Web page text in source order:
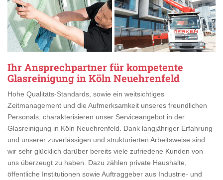
Ihr Ansprechpartner für kompetente
Glasreinigung in Köln Neuehrenfeld
Hohe Qualitäts-Standards, sowie ein weitsichtiges
Zeitmanagement und die Aufmerksamkeit unseres freundlichen
Personals, charakterisieren unser Serviceangebot in der
Glasreinigung in Köln Neuehrenfeld. Dank langjähriger Erfahrung
und unserer zuverlässigen und strukturierten Arbeitsweise sind
wir sehr glücklich darüber bereits viele zufriedene Kunden von
uns überzeugt zu haben. Dazu zählen private Haushalte,
öffentliche Institutionen sowie Auftraggeber aus Industrie- und